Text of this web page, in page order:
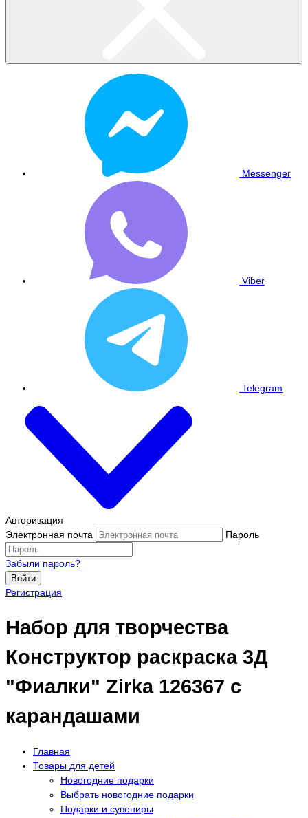
Messenger
Viber
Telegram
Авторизация
Электронная почта
Пароль
Забыли пароль?
Войти
Регистрация
Набор для творчества
Конструктор раскраска 3Д
"Фиалки" Zirka 126367 с
карандашами
Главная
Товары для детей
Новогодние подарки
Выбрать новогодние подарки
Подарки и сувениры